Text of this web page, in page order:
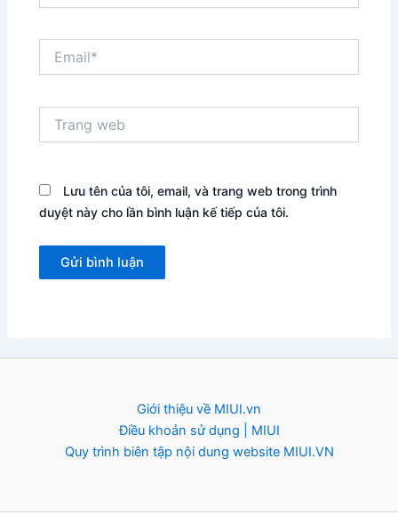
web
Lưu tên của tôi, email, và trang web trong trình
duyệt này cho lần bình luận kế tiếp của tôi.
Giới thiệu về MIUI.vn
Điều khoản sử dụng | MIUI
Quy trình biên tập nội dung website MIUI.VN